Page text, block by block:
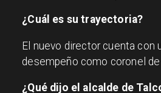
¿Cuál es su trayectoria?
El nuevo director cuenta con
desempeño como coronel
¿Qué dijo el alcalde de